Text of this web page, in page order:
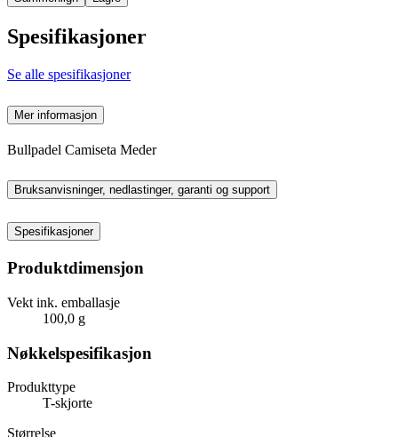
Spesifikasjoner
Se alle spesifikasjoner
Mer informasjon
Bullpadel Camiseta Meder
Bruksanvisninger, nedlastinger, garanti og support
Spesifikasjoner
Produktdimensjon
Vekt ink. emballasje
100,0 g
Nøkkelspesifikasjon
Produkttype
T-skjorte
Størrelse